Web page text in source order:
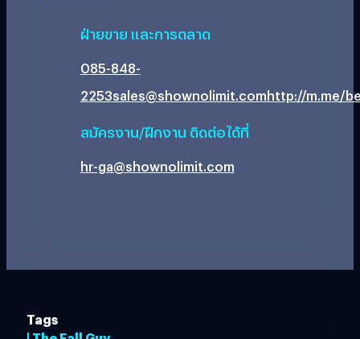
ฝ่ายขาย และการตลาด
085-848-
2253sales@shownolimit.comhttp://m.me/
สมัครงาน/ฝึกงาน ติดต่อได้ที่
hr-ga@shownolimit.com
Tags